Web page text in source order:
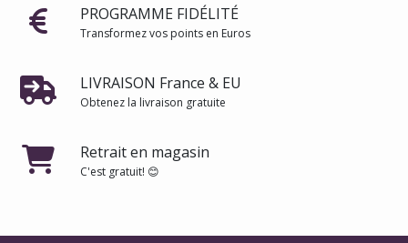
PROGRAMME FIDÉLITÉ
Transformez vos points en Euros
LIVRAISON France & EU
Obtenez la livraison gratuite
Retrait en magasin
C'est gratuit! 😊